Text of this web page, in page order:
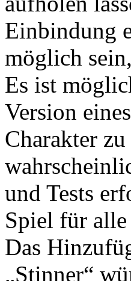
Einbindung
möglich
Es ist
Version
Charakter
und Tests
Spiel für
Das
„Stinner“